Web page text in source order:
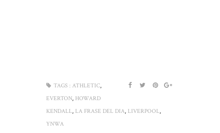
TAGS : ATHLETIC,
EVERTON, HOWARD
KENDALL, LA FRASE DEL DIA, LIVERPOOL,
YNWA